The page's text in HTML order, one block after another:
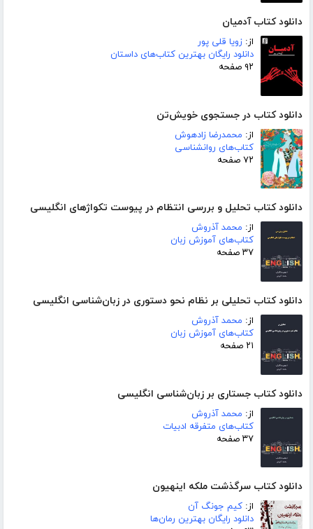
دانلود کتاب آدمیان
از: زویا قلی پور
دانلود رایگان بهترین کتاب‌های داستان
۹۲ صفحه
دانلود کتاب در جستجوی خویش‌تن
از: محمدرضا زادهوش
کتاب‌های روانشناسی
۷۲ صفحه
دانلود کتاب تحلیل و بررسی انتظام در پیوست تکواژهای انگلیسی
از: محمد آذروش
کتاب‌های آموزش زبان
۳۷ صفحه
دانلود کتاب تحلیلی بر نظام نحو دستوری در زبان‌شناسی انگلیسی
از: محمد آذروش
کتاب‌های آموزش زبان
۲۱ صفحه
دانلود کتاب جستاری بر زبان‌شناسی انگلیسی
از: محمد آذروش
کتاب‌های متفرقه ادبیات
۳۷ صفحه
دانلود کتاب سرگذشت ملکه اینهیون
از: کیم جونگ آن
دانلود رایگان بهترین رمان‌ها